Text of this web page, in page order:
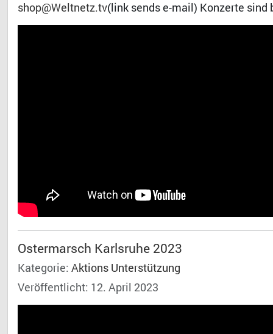
shop@Weltnetz.tv(link sends e-mail) Konzerte sind
Ostermarsch Karlsruhe 2023
Kategorie: Aktions Unterstützung
Veröffentlicht: 12. April 2023